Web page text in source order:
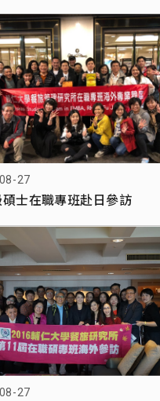
27
士在職專班赴日參訪
27